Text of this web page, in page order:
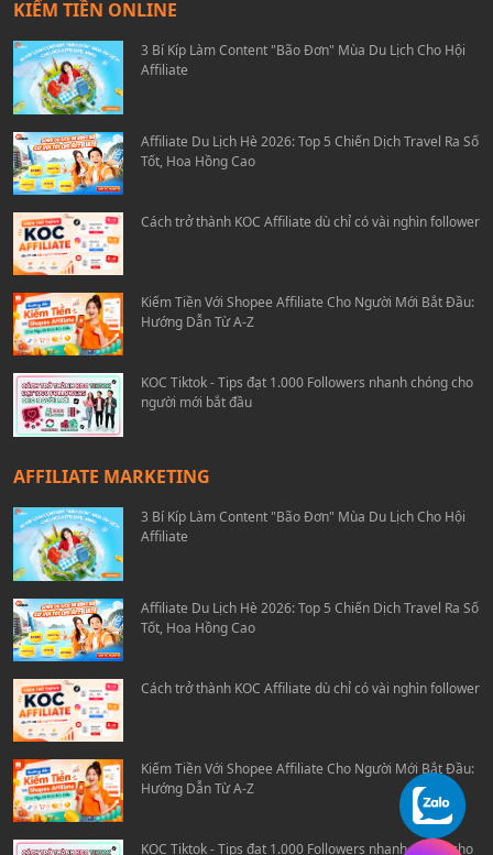
KIẾM TIỀN ONLINE
3 Bí Kíp Làm Content "Bão Đơn" Mùa Du Lịch Cho Hội
Affiliate
Affiliate Du Lịch Hè 2026: Top 5 Chiến Dịch Travel Ra Số
Tốt, Hoa Hồng Cao
Cách trở thành KOC Affiliate dù chỉ có vài nghìn follower
Kiếm Tiền Với Shopee Affiliate Cho Người Mới Bắt Đầu:
Hướng Dẫn Từ A-Z
KOC Tiktok - Tips đạt 1.000 Followers nhanh chóng cho
người mới bắt đầu
AFFILIATE MARKETING
3 Bí Kíp Làm Content "Bão Đơn" Mùa Du Lịch Cho Hội
Affiliate
Affiliate Du Lịch Hè 2026: Top 5 Chiến Dịch Travel Ra Số
Tốt, Hoa Hồng Cao
Cách trở thành KOC Affiliate dù chỉ có vài nghìn follower
Kiếm Tiền Với Shopee Affiliate Cho Người Mới Bắt Đầu:
Hướng Dẫn Từ A-Z
KOC Tiktok - Tips đạt 1.000 Followers nhanh chóng cho